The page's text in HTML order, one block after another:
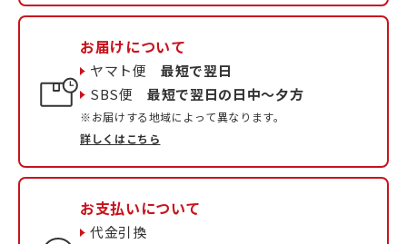
お届けについて
ヤマト便最短で翌日
SBS便最短で翌日の日中〜夕方
※お届けする地域によって異なります。
詳しくはこちら
お支払いについて
代金引換